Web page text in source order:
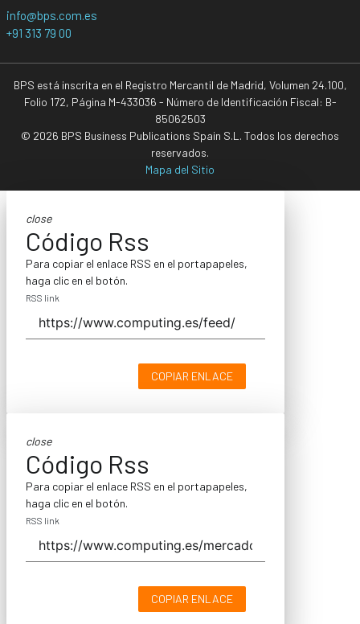
info@bps.com.es
+91 313 79 00
BPS está inscrita en el Registro Mercantil de Madrid, Volumen 24.100,
Folio 172, Página M-433036 - Número de Identificación Fiscal: B-
85062503
© 2026 BPS Business Publications Spain S.L. Todos los derechos
reservados.
Mapa del Sitio
close
Código Rss
Para copiar el enlace RSS en el portapapeles,
haga clic en el botón.
RSS link
COPIAR ENLACE
close
Código Rss
Para copiar el enlace RSS en el portapapeles,
haga clic en el botón.
RSS link
COPIAR ENLACE